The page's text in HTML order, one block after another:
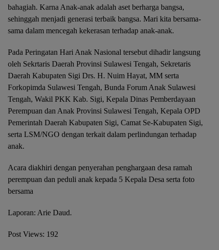
bahagiah. Karna Anak-anak adalah aset berharga bangsa,
sehinggah menjadi generasi terbaik bangsa. Mari kita bersama-
sama dalam mencegah kekerasan terhadap anak-anak.
Pada Peringatan Hari Anak Nasional tersebut dihadir langsung
oleh Sekrtaris Daerah Provinsi Sulawesi Tengah, Sekretaris
Daerah Kabupaten Sigi Drs. H. Nuim Hayat, MM serta
Forkopimda Sulawesi Tengah, Bunda Forum Anak Sulawesi
Tengah, Wakil PKK Kab. Sigi, Kepala Dinas Pemberdayaan
Perempuan dan Anak Provinsi Sulawesi Tengah, Kepala OPD
Pemerintah Daerah Kabupaten Sigi, Camat Se-Kabupaten Sigi,
serta LSM/NGO dengan terkait dalam perlindungan terhadap
anak.
Acara diakhiri dengan penyerahan penghargaan desa ramah
perempuan dan peduli anak kepada 5 Kepala Desa serta foto
bersama
Laporan: Arie Daud.
Post Views: 192